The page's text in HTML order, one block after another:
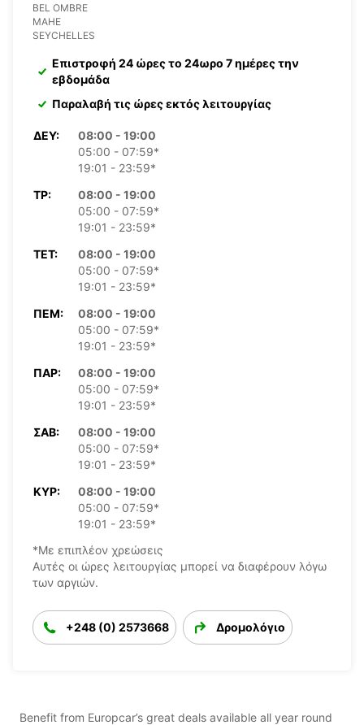
BEL OMBRE
MAHE
SEYCHELLES
Επιστροφή 24 ώρες το 24ωρο 7 ημέρες την
εβδομάδα
Παραλαβή τις ώρες εκτός λειτουργίας
ΔΕΥ:
08:00 - 19:00
05:00 - 07:59*
19:01 - 23:59*
ΤΡ:
08:00 - 19:00
05:00 - 07:59*
19:01 - 23:59*
ΤΕΤ:
08:00 - 19:00
05:00 - 07:59*
19:01 - 23:59*
ΠΈΜ:
08:00 - 19:00
05:00 - 07:59*
19:01 - 23:59*
ΠΑΡ:
08:00 - 19:00
05:00 - 07:59*
19:01 - 23:59*
ΣΆΒ:
08:00 - 19:00
05:00 - 07:59*
19:01 - 23:59*
ΚΥΡ:
08:00 - 19:00
05:00 - 07:59*
19:01 - 23:59*
*Με επιπλέον χρεώσεις
Αυτές οι ώρες λειτουργίας μπορεί να διαφέρουν λόγω
των αργιών.
+248 (0) 2573668 Δρομολόγιο
Benefit from Europcar’s great deals available all year round